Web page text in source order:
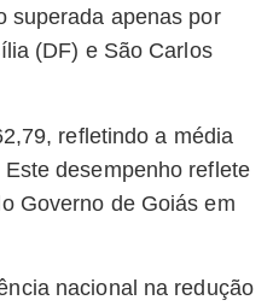
superada apenas por
(DF) e São Carlos
refletindo a média
desempenho reflete
Governo de Goiás em
nacional na redução